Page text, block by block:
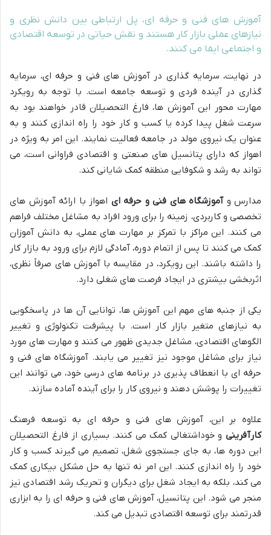
آموزش های فنی و حرفه ای، پل ارتباطی بین دانش نظری و
نیازهای عملی بازار کار هستند و نقش حیاتی در توسعه اقتصادی
و اجتماعی ایفا می کنند.
در نهایت، سرمایه گذاری در آموزش های فنی و حرفه ای، سرمایه
گذاری در آینده فردی و توسعه جامعه است. با توجه به رویکرد
مهارت محور این آموزش ها، فارغ التحصیلان قادر خواهند بود به
سرعت شغل پیدا کرده یا کسب و کار خود را راه اندازی کنند و به
عنوان یک نیروی مولد در جامعه فعالیت نمایند. این امر به ویژه در
اهواز که دارای پتانسیل های صنعتی و اقتصادی فراوانی است، می
تواند به رشد و شکوفایی منطقه کمک شایانی کند.
مدارس وآموزشگاه های فنی و حرفه ای اهواز با ارائه آموزش های
تخصصی و کاربردی، زمینه را برای ورود افراد به مشاغل مختلف فراهم
می کنند. این مراکز با تمرکز بر مهارت های عملی، به دانش آموزان
کمک می کنند تا پس از اتمام دوره، آمادگی لازم برای ورود به بازار کار
را داشته باشند. این رویکرد، در مقایسه با آموزش های صرفاً نظری،
اثربخشی بیشتری در ایجاد فرصت های شغلی دارد.
یکی از جنبه های مهم این آموزش ها، توانایی آن ها در پاسخگویی
به نیازهای متغیر بازار کار است. با پیشرفت تکنولوژی و تغییر
الگوهای اقتصادی، مشاغل جدیدی ظهور می کنند و مهارت های مورد
نیاز برای مشاغل موجود نیز تغییر می یابند. آموزشگاه های فنی و
حرفه ای با انعطاف پذیری در برنامه های درسی خود، می توانند این
تغییرات را پوشش دهند و نیروی کار را برای آینده آماده سازند.
علاوه بر این، آموزش های فنی و حرفه ای به توسعه فرهنگ
کارآفرینی و خوداشتغالی کمک می کنند. بسیاری از فارغ التحصیلان
این دوره ها، به جای جستجوی شغل، تصمیم می گیرند کسب و کار
خود را راه اندازی کنند. این امر نه تنها به حل مشکل بیکاری کمک
می کند، بلکه به ایجاد شغل برای دیگران و تحریک رشد اقتصادی نیز
منجر می شود. این پتانسیل، آموزش های فنی و حرفه ای را به ابزاری
قدرتمند برای توسعه اقتصادی تبدیل می کند.